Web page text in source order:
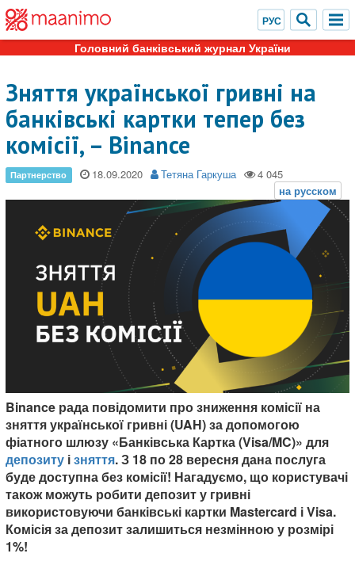
Головний банківський журнал України
Зняття української гривні на
банківські картки тепер без
комісії, – Binance
18.09.2020 Тетяна Гаркуша
Binance рада повідомити про зниження комісії на
зняття української гривні (UAH) за допомогою
фіатного шлюзу «Банківська Картка (Visa/MC)» для
депозиту ізняття. З 18 по 28 вересня дана послуга
буде доступна без комісії! Нагадуємо, що користувачі
також можуть робити депозит у гривні
використовуючи банківські картки Mastercard і Visa.
Комісія за депозит залишиться незмінною у розмірі
1%!